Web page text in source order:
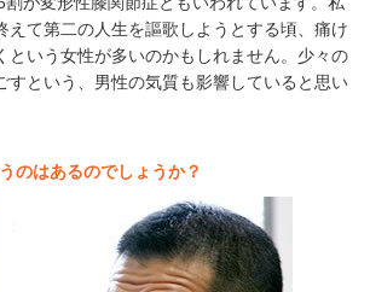
えて第二の人生を謳歌しようとする頃、痛け
という女性が多いのかもしれません。少々の
すという、男性の気質も影響していると思い
のはあるのでしょうか？